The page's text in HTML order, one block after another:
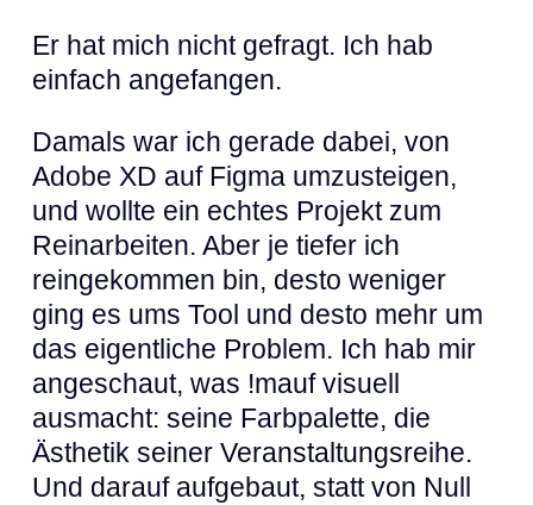
Er hat mich nicht gefragt. Ich hab
einfach angefangen.
Damals war ich gerade dabei, von
Adobe XD auf Figma umzusteigen,
und wollte ein echtes Projekt zum
Reinarbeiten. Aber je tiefer ich
reingekommen bin, desto weniger
ging es ums Tool und desto mehr um
das eigentliche Problem. Ich hab mir
angeschaut, was !mauf visuell
ausmacht: seine Farbpalette, die
Ästhetik seiner Veranstaltungsreihe.
Und darauf aufgebaut, statt von Null